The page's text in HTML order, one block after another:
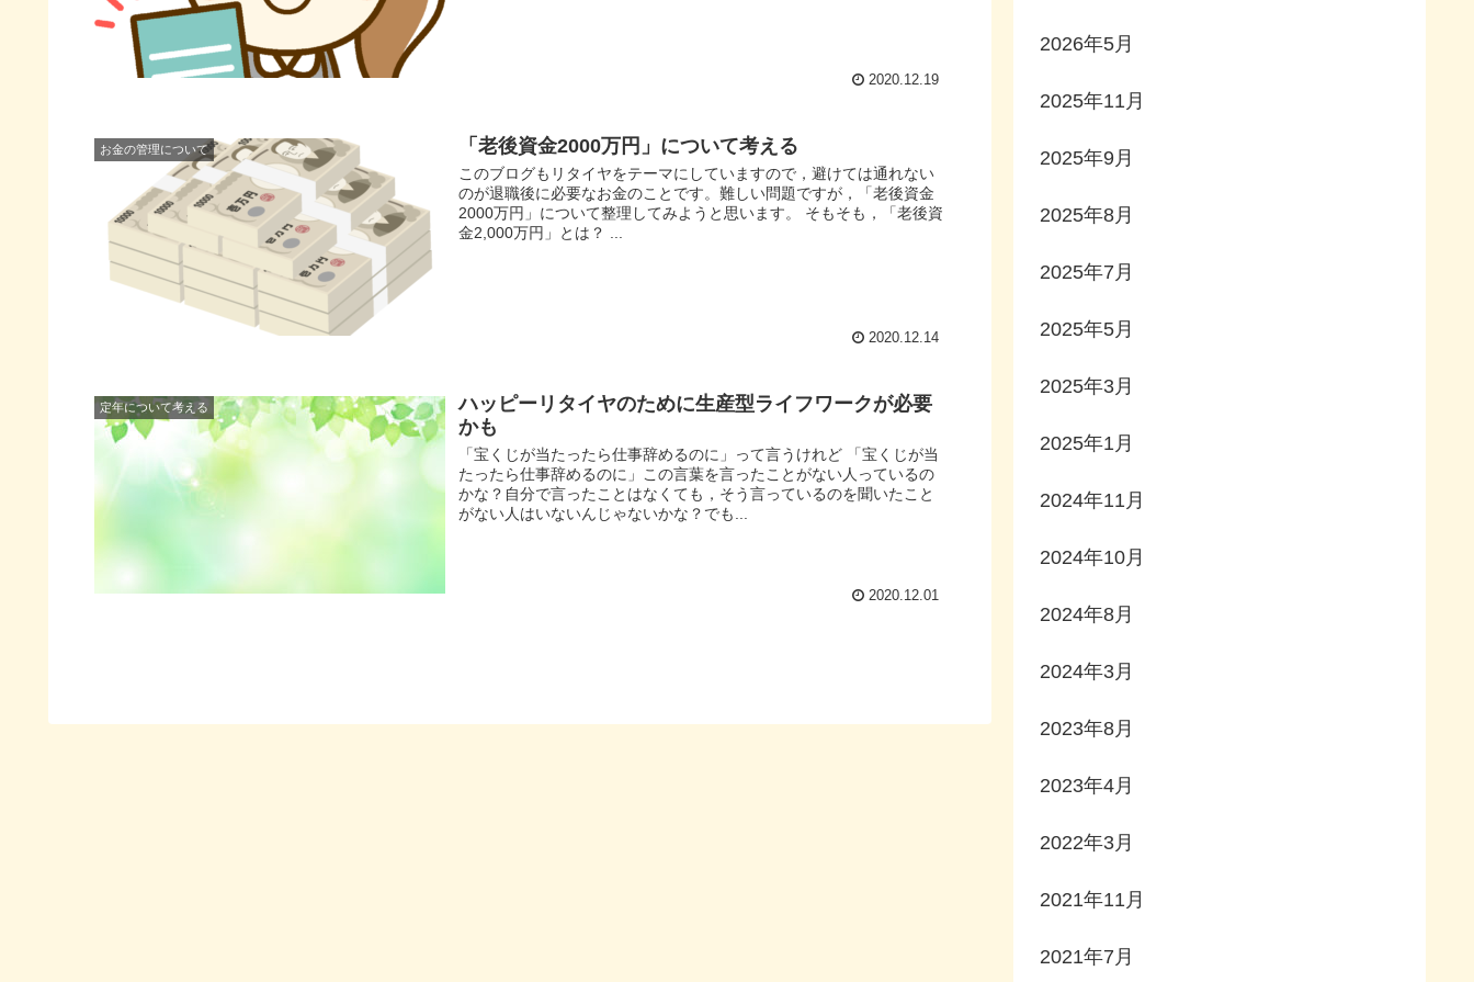
2020.12.19
お金の管理について 「老後資金2000万円」について考える
このブログもリタイヤをテーマにしていますので，避けては通れない
のが退職後に必要なお金のことです。難しい問題ですが，「老後資金
2000万円」について整理してみようと思います。 そもそも，「老後資
金2,000万円」とは？ ...
2020.12.14
定年について考える
ハッピーリタイヤのために生産型ライフワークが必要
かも
「宝くじが当たったら仕事辞めるのに」って言うけれど 「宝くじが当
たったら仕事辞めるのに」この言葉を言ったことがない人っているの
かな？自分で言ったことはなくても，そう言っているのを聞いたこと
がない人はいないんじゃないかな？でも...
2020.12.01
2026年5月
2025年11月
2025年9月
2025年8月
2025年7月
2025年5月
2025年3月
2025年1月
2024年11月
2024年10月
2024年8月
2024年3月
2023年8月
2023年4月
2022年3月
2021年11月
2021年7月